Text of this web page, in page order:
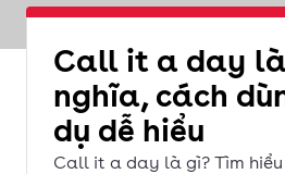
Call it a day là
nghĩa, cách
dụ dễ hiểu
Call it a day là gì? Tìm